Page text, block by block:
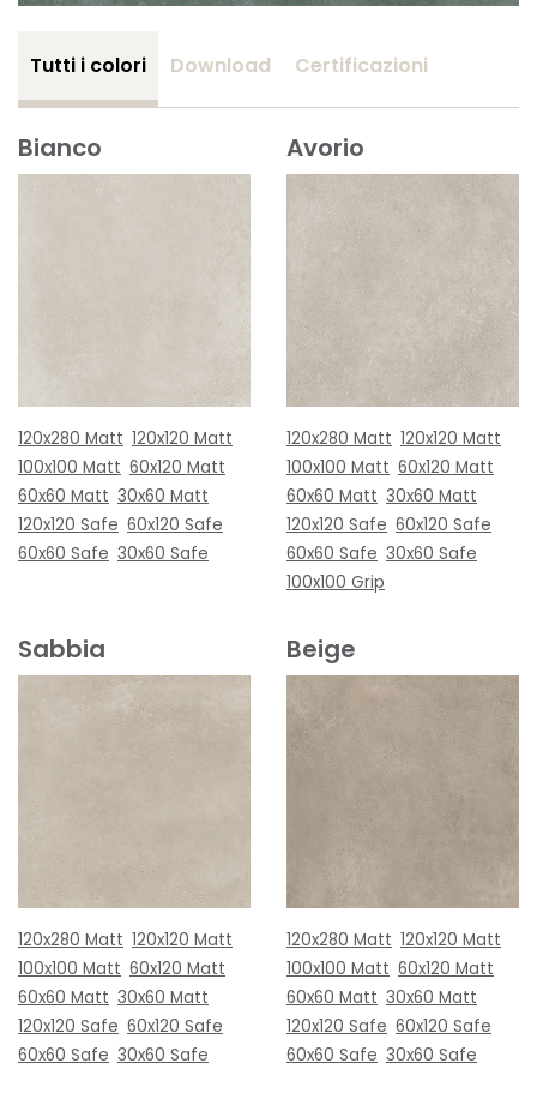
Tutti i colori Download Certificazioni
Bianco
120x280 Matt 120x120 Matt
100x100 Matt 60x120 Matt
60x60 Matt 30x60 Matt
120x120 Safe 60x120 Safe
60x60 Safe 30x60 Safe
Avorio
120x280 Matt 120x120 Matt
100x100 Matt 60x120 Matt
60x60 Matt 30x60 Matt
120x120 Safe 60x120 Safe
60x60 Safe 30x60 Safe
100x100 Grip
Sabbia
120x280 Matt 120x120 Matt
100x100 Matt 60x120 Matt
60x60 Matt 30x60 Matt
120x120 Safe 60x120 Safe
60x60 Safe 30x60 Safe
Beige
120x280 Matt 120x120 Matt
100x100 Matt 60x120 Matt
60x60 Matt 30x60 Matt
120x120 Safe 60x120 Safe
60x60 Safe 30x60 Safe